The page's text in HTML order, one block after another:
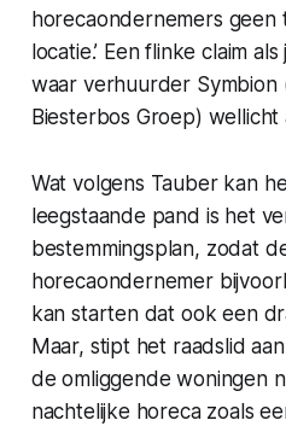
horecaondernemers geen
locatie.’ Een flinke claim
waar verhuurder Symbion
Biesterbos Groep)
Wat volgens Tauber kan
leegstaande pand is het
bestemmingsplan, zodat
horecaondernemer
kan starten dat ook een
Maar, stipt het raadslid
de omliggende woningen
nachtelijke horeca zoals